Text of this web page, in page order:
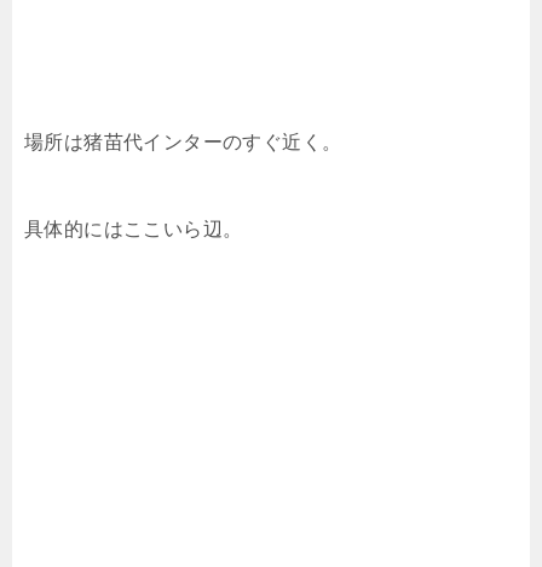
場所は猪苗代インターのすぐ近く。
具体的にはここいら辺。